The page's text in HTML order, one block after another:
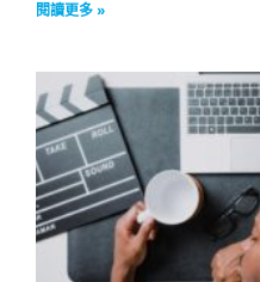
閱讀更多 »